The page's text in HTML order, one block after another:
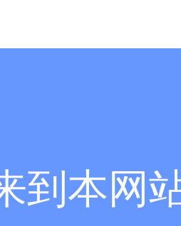
到本网